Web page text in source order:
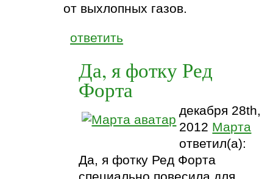
от выхлопных газов.
ответить
Да, я фотку Ред
Форта
декабря 28th,
2012 Марта
ответил(а):
Да, я фотку Ред Форта